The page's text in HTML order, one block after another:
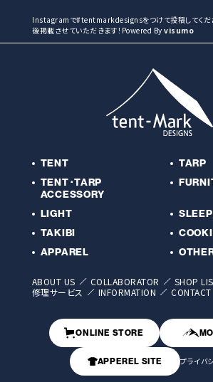
Instagramで#tentmarkdesignsをつけて投稿してくだ
後掲載させていただきます！Powered By visumo
TENT
TARP
TENT･TARP
ACCESSORY
LIGHT
TAKIBI
APPAREL
ABOUT US COLLABORATOR
SHOP
修理サービス
INFORMATION CONTACT
ONLINE STORE
APPEREL SITE プライバ